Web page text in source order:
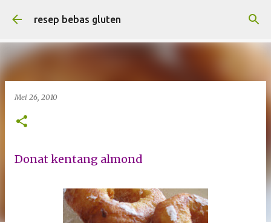
Langsung ke konten utama
resep bebas gluten
Mei 26, 2010
Donat kentang almond